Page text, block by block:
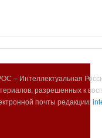
– Интеллектуальная
разрешенных к
почты редакции: